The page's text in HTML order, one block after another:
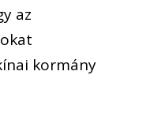
az
kormány